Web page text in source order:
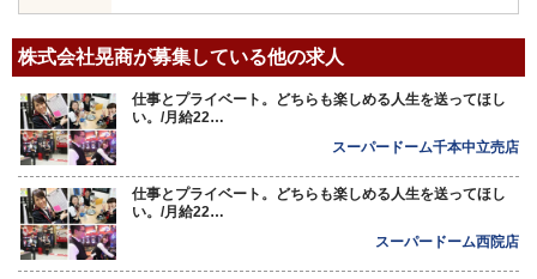
株式会社晃商が募集している他の求人
仕事とプライベート。どちらも楽しめる人生を送ってほし
い。/月給22…
スーパードーム千本中立売店
仕事とプライベート。どちらも楽しめる人生を送ってほし
い。/月給22…
スーパードーム西院店